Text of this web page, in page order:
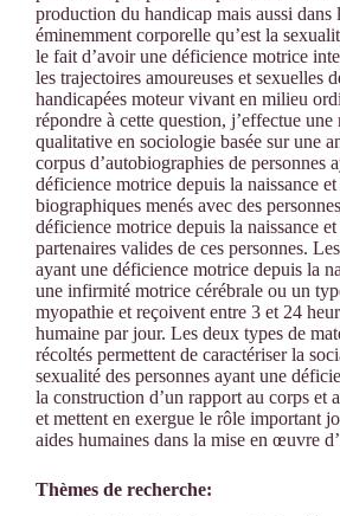
production du handicap mais aussi dans
éminemment corporelle qu’est la
le fait d’avoir une déficience motrice
les trajectoires amoureuses et sexuelles
handicapées moteur vivant en milieu
répondre à cette question, j’effectue une
qualitative en sociologie basée sur une
corpus d’autobiographies de personnes
déficience motrice depuis la naissance et
biographiques menés avec des
déficience motrice depuis la naissance et
partenaires valides de ces personnes.
ayant une déficience motrice depuis la
une infirmité motrice cérébrale ou un
myopathie et reçoivent entre 3 et 24
humaine par jour. Les deux types de
récoltés permettent de caractériser la
sexualité des personnes ayant une
la construction d’un rapport au corps et
et mettent en exergue le rôle important
aides humaines dans la mise en œuvre
Thèmes de recherche: